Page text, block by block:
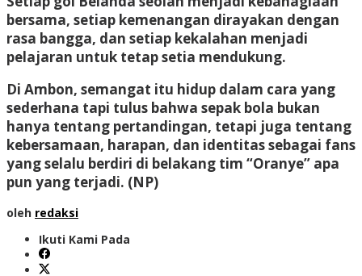
bersama, setiap kemenangan dirayakan dengan
rasa bangga, dan setiap kekalahan menjadi
pelajaran untuk tetap setia mendukung.
Di Ambon, semangat itu hidup dalam cara yang
sederhana tapi tulus bahwa sepak bola bukan
hanya tentang pertandingan, tetapi juga tentang
kebersamaan, harapan, dan identitas sebagai fans
yang selalu berdiri di belakang tim “Oranye” apa
pun yang terjadi. (NP)
oleh redaksi
Ikuti Kami Pada